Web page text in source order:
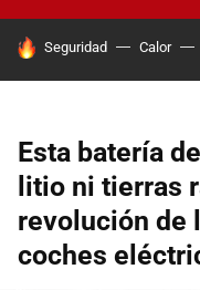
HOY SE HABLA DE
Seguridad Calor
Esta batería
litio ni tierras
revolución de
coches